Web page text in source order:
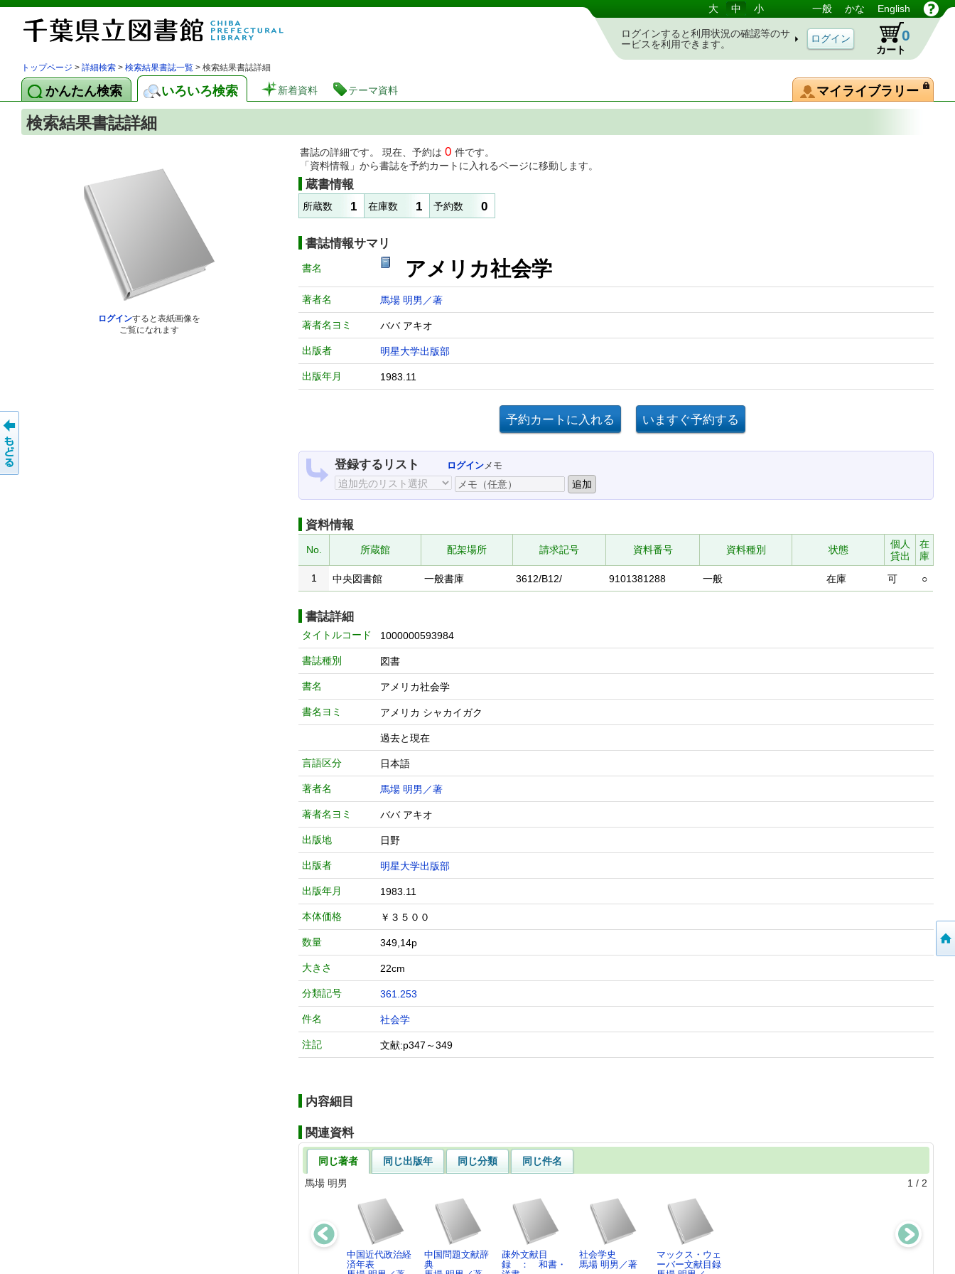
図書館 蔵書検索・予約システム 大 中 小 一般 かな English
ログインすると利用状況の確認等のサ
ービスを利用できます。
カート
0
トップページ > 詳細検索 > 検索結果書誌一覧 > 検索結果書誌詳細
かんたん検索 いろいろ検索 新着資料 テーマ資料 マイライブラリー
検索結果書誌詳細
ログインすると表紙画像を
ご覧になれます
書誌の詳細です。 現在、予約は 0 件です。
「資料情報」から書誌を予約カートに入れるページに移動します。
蔵書情報
所蔵数 1 在庫数 1 予約数 0
書誌情報サマリ
書名 アメリカ社会学
著者名 馬場 明男／著
著者名ヨミ ババ アキオ
出版者 明星大学出版部
出版年月 1983.11
登録するリスト ログインメモ
資料情報
No. 所蔵館 配架場所 請求記号 資料番号 資料種別 状態
個人
貸出
在
庫
1
中央図書館 一般書庫 3612/B12/ 9101381288 一般 在庫 可 ○
書誌詳細
タイトルコード 1000000593984
書誌種別 図書
書名 アメリカ社会学
書名ヨミ アメリカ シャカイガク
過去と現在
言語区分 日本語
著者名 馬場 明男／著
著者名ヨミ ババ アキオ
出版地 日野
出版者 明星大学出版部
出版年月 1983.11
本体価格 ￥３５００
数量 349,14p
大きさ 22cm
分類記号 361.253
件名 社会学
注記 文献:p347～349
内容細目
関連資料
同じ著者 同じ出版年 同じ分類
同じ件名
馬場 明男
1 / 2
中国近代政治経
済年表
中国問題文献辞
典
疎外文献目
録 ： 和書・
社会学史
馬場 明男／著
マックス・ウェ
ーバー文献目録